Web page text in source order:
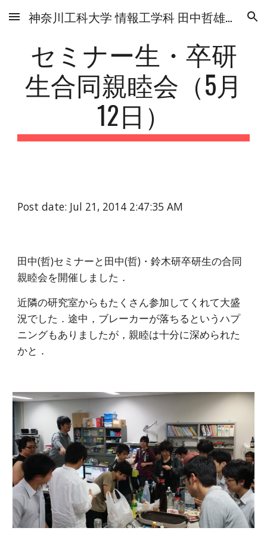
Skip to main content Skip to navigation
神奈川工科大学 情報工学科 田中哲雄研究室
セミナー生・卒研
生合同親睦会（5月
12日）
Post date: Jul 21, 2014 2:47:35 AM
田中(哲)セミナーと田中(哲)・鈴木研卒研生の合同
親睦会を開催しました．
近隣の研究室からもたくさん参加してくれて大盛
況でした．途中，ブレーカーが落ちるというハプ
ニングもありましたが，親睦は十分に深められた
かと．